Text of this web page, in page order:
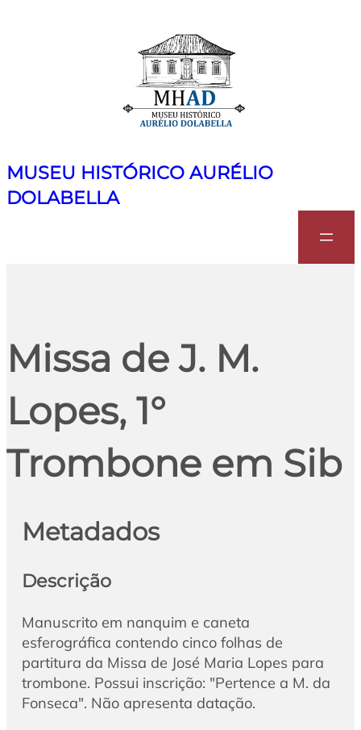
MUSEU HISTÓRICO AURÉLIO
DOLABELLA
Missa de J. M.
Lopes, 1°
Trombone em Sib
Metadados
Descrição
Manuscrito em nanquim e caneta
esferográfica contendo cinco folhas de
partitura da Missa de José Maria Lopes para
trombone. Possui inscrição: "Pertence a M. da
Fonseca". Não apresenta datação.